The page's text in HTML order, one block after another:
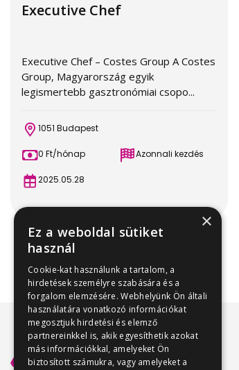
Executive Chef
Executive Chef – Costes Group A Costes
Group, Magyarország egyik
legismertebb gasztronómiai csopo...
1051 Budapest
0 Ft/hónap Azonnali kezdés
2025.05.28
×
Ez a weboldal sütiket
használ
Cookie-kat használunk a tartalom, a
hirdetések személyre szabására és a
forgalom elemzésére. Webhelyünk Ön általi
használatára vonatkozó információkat
megosztjuk hirdetési és elemző
partnereinkkel is, akik egyesíthetik azokat
más információkkal, amelyeket Ön
biztosított számukra, vagy amelyeket a